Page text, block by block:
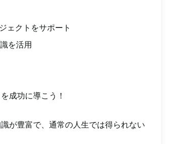
ェクトをサポート
を活用
成功に導こう！
が豊富で、通常の人生では得られない